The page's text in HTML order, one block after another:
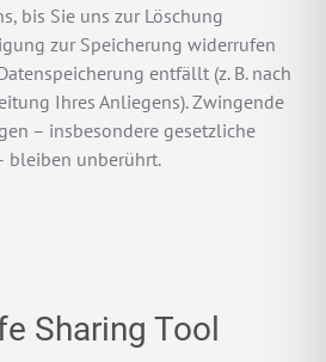
bis Sie uns zur Löschung
zur Speicherung widerrufen
entfällt (z. B. nach
Ihres Anliegens). Zwingende
– insbesondere gesetzliche
bleiben unberührt.
Sharing Tool